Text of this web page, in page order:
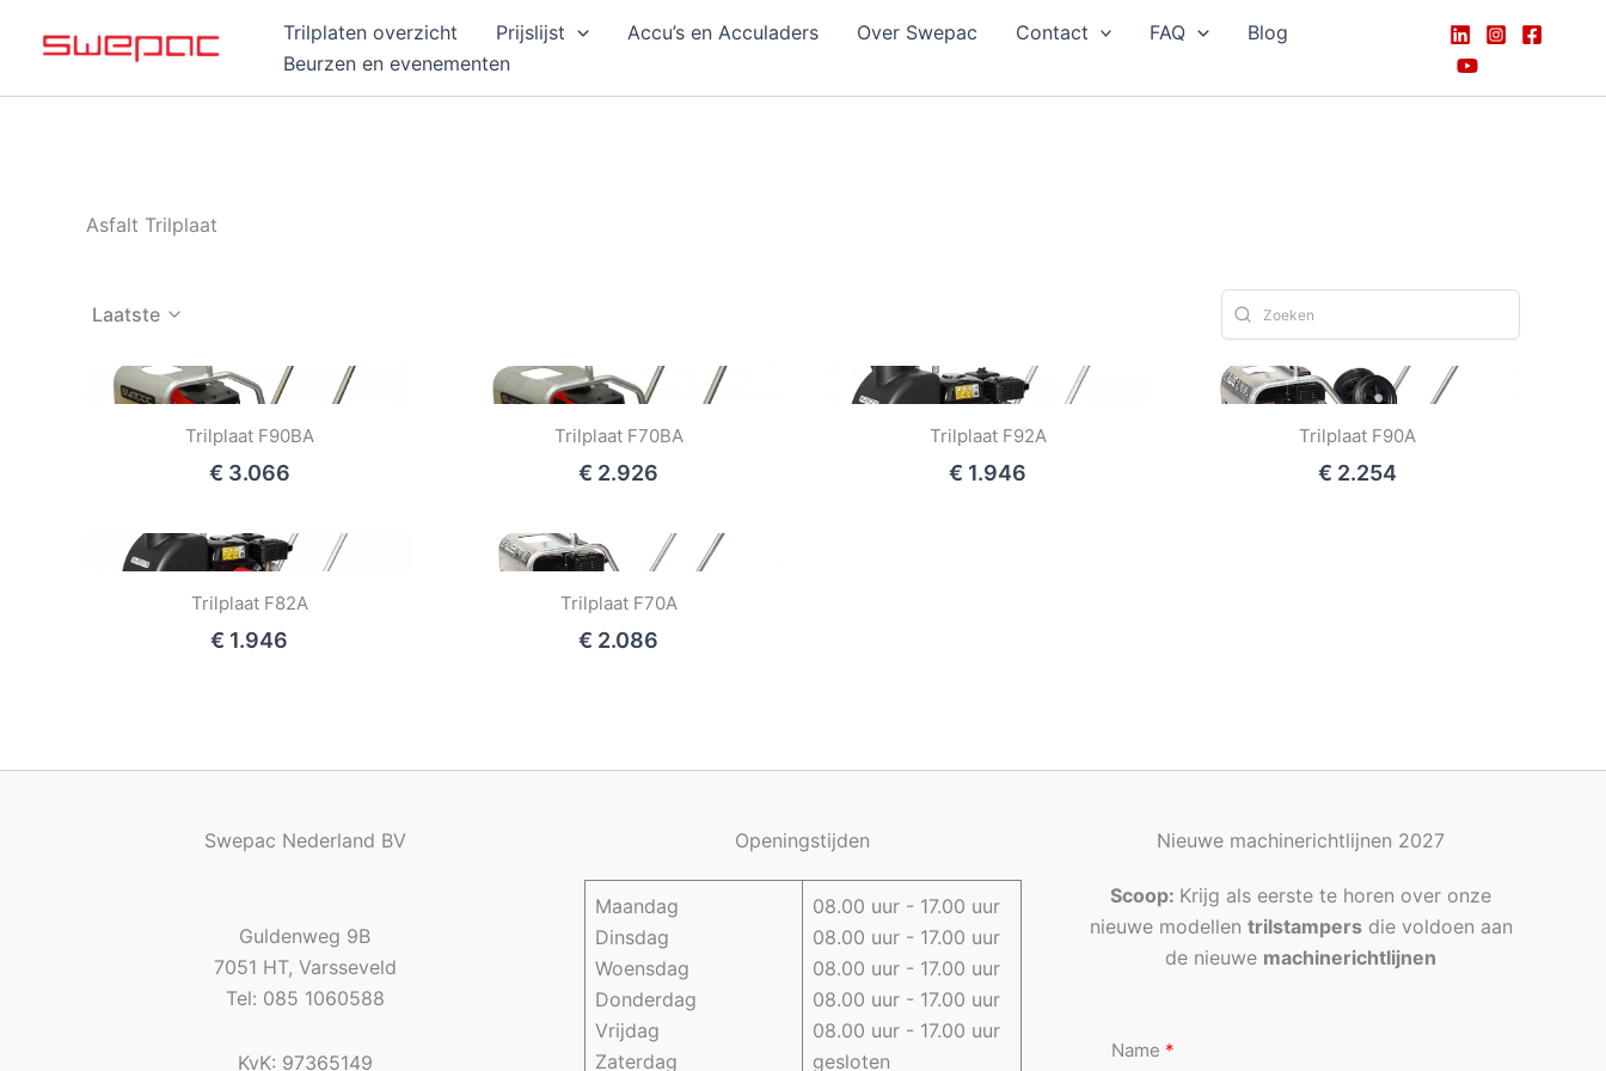
Trilplaten overzicht Prijslijst Accu’s en Acculaders Over Swepac Contact FAQ
Blog
Beurzen en evenementen
Asfalt Trilplaat
Laatste
Trilplaat F90BA
€ 3.066
Trilplaat F70BA
€ 2.926
Trilplaat F92A
€ 1.946
Trilplaat F90A
€ 2.254
Trilplaat F82A
€ 1.946
Trilplaat F70A
€ 2.086
Swepac Nederland BV
Guldenweg 9B
7051 HT, Varsseveld
Tel: 085 1060588
KvK: 97365149
Openingstijden
Maandag
Dinsdag
Woensdag
Donderdag
Vrijdag
Zaterdag
08.00 uur - 17.00 uur
08.00 uur - 17.00 uur
08.00 uur - 17.00 uur
08.00 uur - 17.00 uur
08.00 uur - 17.00 uur
gesloten
Nieuwe machinerichtlijnen 2027
Scoop: Krijg als eerste te horen over onze
nieuwe modellen trilstampersdie voldoen aan
de nieuwe machinerichtlijnen
Name